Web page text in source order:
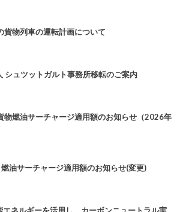
貨物列車の運転計画について
シュツットガルト事務所移転のご案内
物燃油サーチャージ適用額のお知らせ（2026年
油サーチャージ適用額のお知らせ(変更)